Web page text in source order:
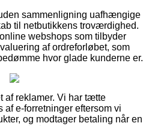
sammenligning uafhængige
til netbutikkens troværdighed.
webshops som tilbyder
af ordreforløbet, som
hvor glade kunderne er.
af reklamer. Vi har tætte
e-forretninger eftersom vi
og modtager betaling når en